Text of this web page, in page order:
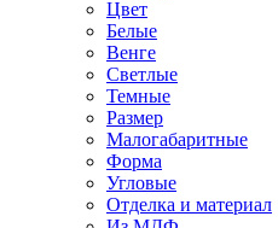
Цвет
Белые
Венге
Светлые
Темные
Размер
Малогабаритные
Форма
Угловые
Отделка и материал